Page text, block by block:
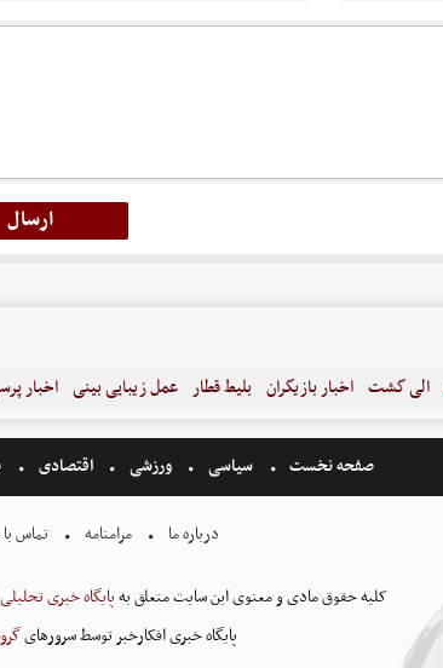
الی گشت اخبار بازیگران بلیط قطار عمل زیبایی بینی اخبار
صفحه نخست سیاسی ورزشی اقتصادی
درباره ما مرامنامه تماس با
کلیه حقوق مادی و معنوی این سایت متعلق بهپایگاه خبری
پایگاه خبری افکارخبر توسط سرورهای